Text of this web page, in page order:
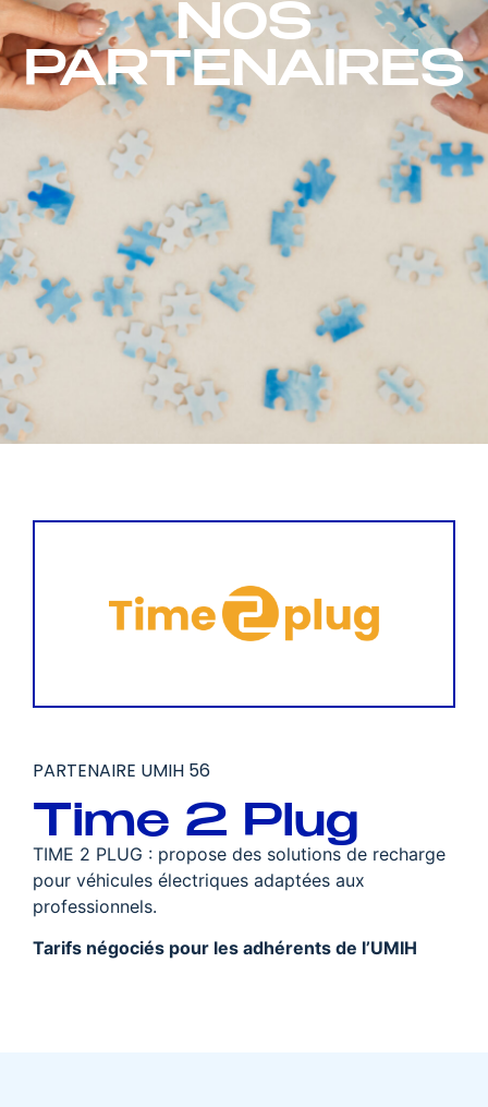
NOS
PARTENAIRES
PARTENAIRE UMIH 56
Time 2 Plug
TIME 2 PLUG : propose des solutions de recharge
pour véhicules électriques adaptées aux
professionnels.
Tarifs négociés pour les adhérents de l’UMIH